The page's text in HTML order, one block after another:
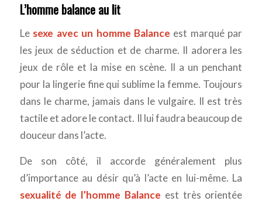
L’homme balance au lit
Le sexe avec un homme Balance est marqué par
les jeux de séduction et de charme. Il adorera les
jeux de rôle et la mise en scène. Il a un penchant
pour la lingerie fine qui sublime la femme. Toujours
dans le charme, jamais dans le vulgaire. Il est très
tactile et adore le contact. Il lui faudra beaucoup de
douceur dans l’acte.
De son côté, il accorde généralement plus
d’importance au désir qu’à l’acte en lui-même. La
sexualité de l’homme Balance est très orientée